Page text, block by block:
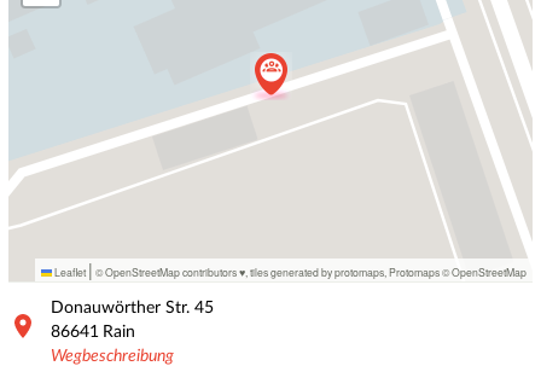
Leaflet | © OpenStreetMap contributors ♥, tiles generated by protomaps Protomaps©OpenStreetMap
Donauwörther Str. 45
86641
Rain
Wegbeschreibung